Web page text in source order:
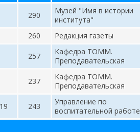
290
Музей "Имя в истории
института"
260 Редакция газеты
257
Кафедра ТОММ.
Преподавательская
237
Кафедра ТОММ.
Преподавательская
243
Управление по
воспитательной работе